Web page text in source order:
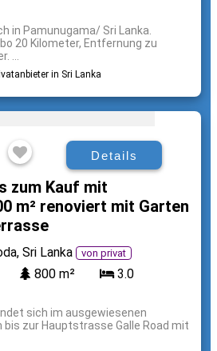
in Pamunugama/ Sri Lanka.
20 Kilometer, Entfernung zu
...
Details
zum Kauf mit
m² renoviert mit Garten
Sri Lanka von privat
800 m²
3.0
sich im ausgewiesenen
zur Hauptstrasse Galle Road mit